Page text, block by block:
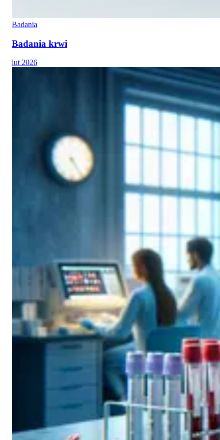
Badania
Badania krwi
lut 2026